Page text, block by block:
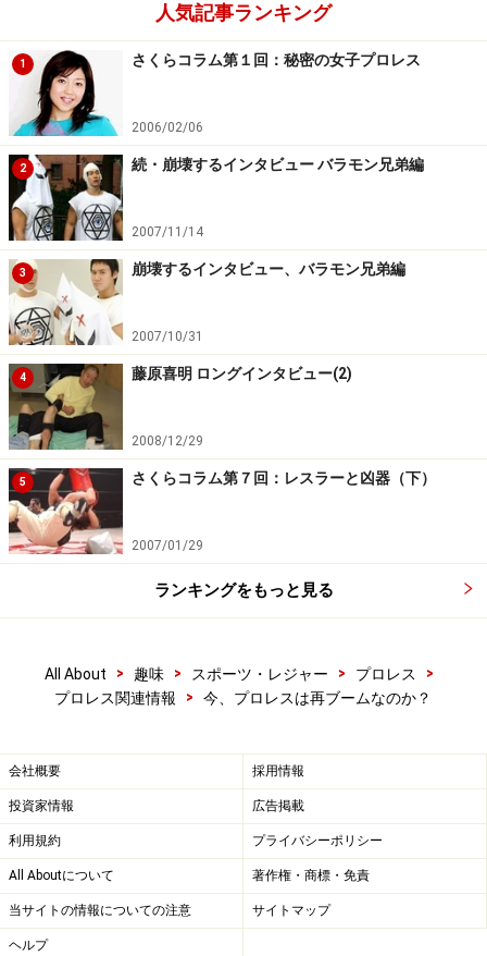
人気記事ランキング
1 さくらコラム第１回：秘密の女子プロレス
2006/02/06
2 続・崩壊するインタビュー バラモン兄弟編
2007/11/14
3 崩壊するインタビュー、バラモン兄弟編
2007/10/31
4 藤原喜明 ロングインタビュー(2)
2008/12/29
5 さくらコラム第７回：レスラーと凶器（下）
2007/01/29
ランキングをもっと見る
All About > 趣味 > スポーツ・レジャー > プロレス
>
プロレス関連情報
> 今、プロレスは再ブームなのか？
会社概要 採用情報
投資家情報 広告掲載
利用規約 プライバシーポリシー
All Aboutについて 著作権・商標・免責
当サイトの情報についての注意 サイトマップ
ヘルプ